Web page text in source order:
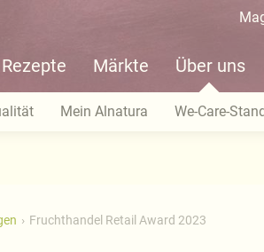
Rezepte Märkte Über uns
Mein Alnatura We-Care-
Fruchthandel Retail Award 2023